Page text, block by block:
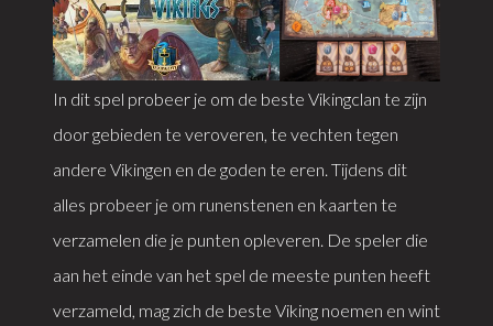
In dit spel probeer je om de beste Vikingclan te zijn
door gebieden te veroveren, te vechten tegen
andere Vikingen en de goden te eren. Tijdens dit
alles probeer je om runenstenen en kaarten te
verzamelen die je punten opleveren. De speler die
aan het einde van het spel de meeste punten heeft
verzameld, mag zich de beste Viking noemen en wint